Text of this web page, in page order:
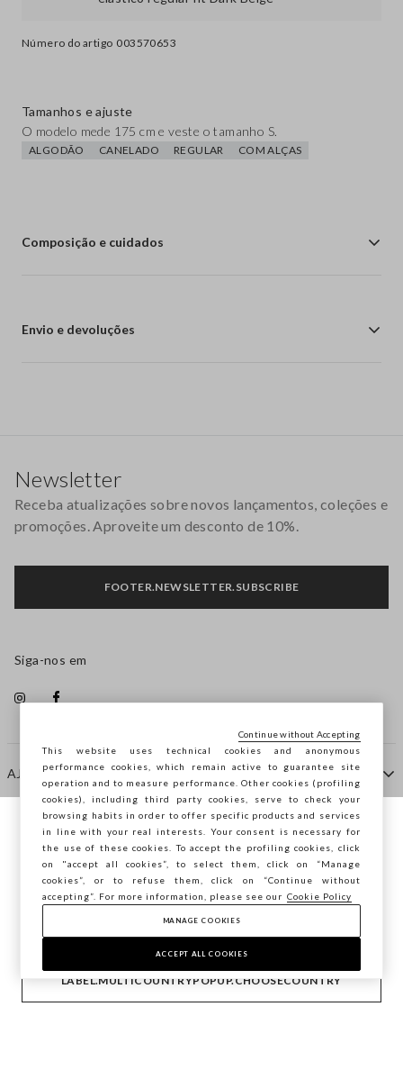
Número do artigo 003570653
Tamanhos e ajuste
O modelo mede 175 cm e veste o tamanho S.
ALGODÃO CANELADO REGULAR COM ALÇAS
Composição e cuidados
Envio e devoluções
AJUDA
EMPRESA
CONTACTE-NOS
Newsletter
Receba atualizações sobre novos lançamentos, coleções e
promoções. Aproveite um desconto de 10%.
FOOTER.NEWSLETTER.SUBSCRIBE
Siga-nos em
Copyright © Ovs S.p.A. -
Está a navegar na STEFANEL Portugal,
deseja guardar a sua localização?
CONFIRMAR
LABEL.MULTICOUNTRYPOPUP.CHOOSECOUNTRY
footer.item.country Portugal
This website uses technical cookies and anonymous
performance cookies, which remain active to guarantee site
operation and to measure performance. Other cookies (profiling
cookies), including third party cookies, serve to check your
browsing habits in order to offer specific products and services
in line with your real interests. Your consent is necessary for
the use of these cookies. To accept the profiling cookies, click
on "accept all cookies”, to select them, click on “Manage
cookies”, or to refuse them, click on “Continue without
accepting”. For more information, please see our Cookie Policy
MANAGE COOKIES
ACCEPT ALL COOKIES
Continue without Accepting